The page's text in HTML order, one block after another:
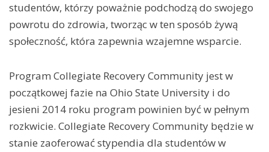
studentów, którzy poważnie podchodzą do swojego
powrotu do zdrowia, tworząc w ten sposób żywą
społeczność, która zapewnia wzajemne wsparcie.
Program Collegiate Recovery Community jest w
początkowej fazie na Ohio State University i do
jesieni 2014 roku program powinien być w pełnym
rozkwicie. Collegiate Recovery Community będzie w
stanie zaoferować stypendia dla studentów w